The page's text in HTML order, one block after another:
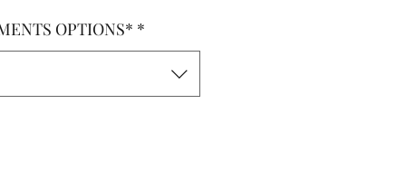
OPTIONS* *